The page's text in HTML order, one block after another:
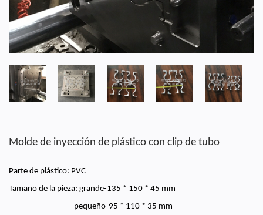
Molde de inyección de plástico con clip de tubo
Parte de plástico: PVC
Tamaño de la pieza: grande-135 * 150 * 45 mm
pequeño-95 * 110 * 35 mm